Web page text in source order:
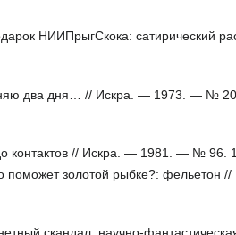
НИИПрыгСкока: сатирический
два дня… // Искра. — 1973. — №
контактов // Искра. — 1981. — № 96.
поможет золотой рыбке?: